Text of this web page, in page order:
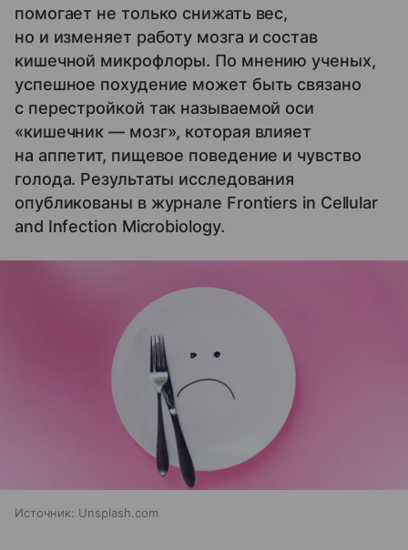
помогает не только снижать вес,
но и изменяет работу мозга и состав
кишечной микрофлоры. По мнению ученых,
успешное похудение может быть связано
с перестройкой так называемой оси
«кишечник — мозг», которая влияет
на аппетит, пищевое поведение и чувство
голода. Результаты исследования
опубликованы в журнале Frontiers in Cellular
and Infection Microbiology.
Источник: Unsplash.com